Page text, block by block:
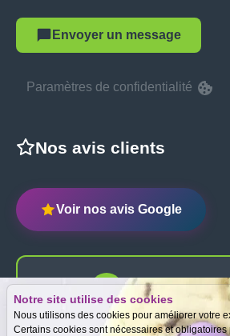
Notre site utilise des cookies
Nous utilisons des cookies pour améliorer votre
Certains cookies sont nécessaires et
Envoyer un message
Paramètres de confidentialité
Nos avis clients
Voir nos avis Google
Expertise
gratuite